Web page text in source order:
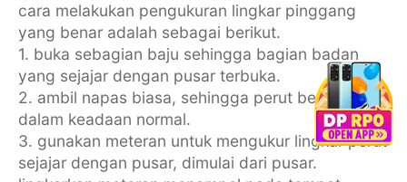
cara melakukan pengukuran lingkar pinggang
yang benar adalah sebagai berikut.
1. buka sebagian baju sehingga bagian badan
yang sejajar dengan pusar terbuka.
2. ambil napas biasa, sehingga perut berada
dalam keadaan normal.
3. gunakan meteran untuk mengukur lingkar perut
sejajar dengan pusar, dimulai dari pusar.